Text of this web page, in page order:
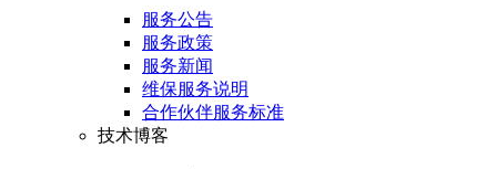
服务公告
服务政策
服务新闻
维保服务说明
合作伙伴服务标准
技术博客